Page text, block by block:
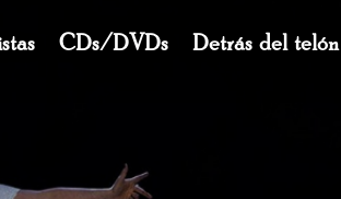
CDs/DVDs Detrás del telón